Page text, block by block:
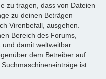
zu tragen, dass von Dateien
zu deinen Beträgen
Virenbefall, ausgehen.
Bereich des Forums,
und damit weltweitbar
dem Betreiber auf
ist